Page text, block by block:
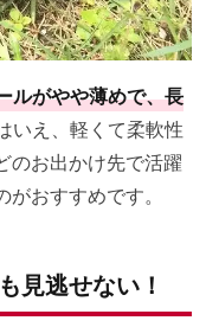
ルがやや薄めで、長
いえ、軽くて柔軟性
のお出かけ先で活躍
おすすめです。
見逃せない！